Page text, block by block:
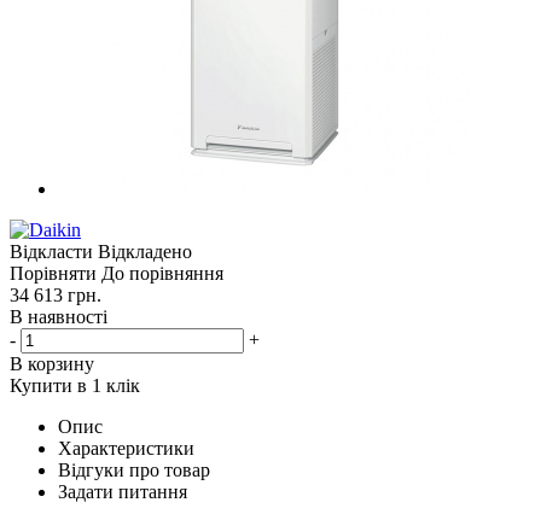
Відкласти Відкладено
Порівняти До порівняння
34 613 грн.
В наявності
-
+
В корзину
Купити в 1 клік
Опис
Характеристики
Відгуки про товар
Задати питання